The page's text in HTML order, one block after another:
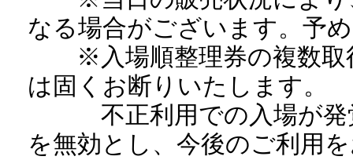
なる場合がございます。予
※入場順整理券の複数取
は固くお断りいたします。
不正利用での入場が発覚
を無効とし、今後のご利用